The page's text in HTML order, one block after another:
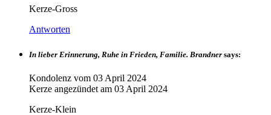
Kerze-Gross
Antworten
In lieber Erinnerung, Ruhe in Frieden, Familie. Brandner says:
Kondolenz vom 03 April 2024
Kerze angezündet am 03 April 2024
Kerze-Klein